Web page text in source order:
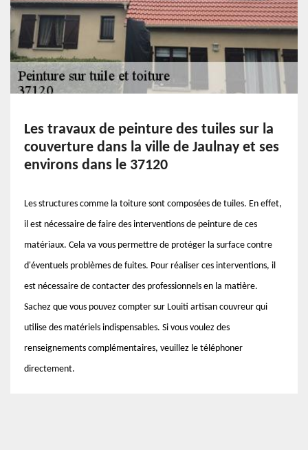
Les travaux de peinture des tuiles sur la
couverture dans la ville de Jaulnay et ses
environs dans le 37120
Les structures comme la toiture sont composées de tuiles. En effet,
il est nécessaire de faire des interventions de peinture de ces
matériaux. Cela va vous permettre de protéger la surface contre
d'éventuels problèmes de fuites. Pour réaliser ces interventions, il
est nécessaire de contacter des professionnels en la matière.
Sachez que vous pouvez compter sur Louiti artisan couvreur qui
utilise des matériels indispensables. Si vous voulez des
renseignements complémentaires, veuillez le téléphoner
directement.